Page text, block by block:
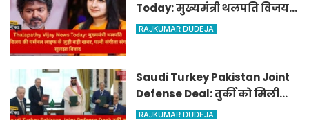
Today: मुख्यमंत्री थलपति विजय
की पर्सनल लाइफ से जुड़ी बड़ी खबर,
RAJKUMAR DUDEJA
Saudi Turkey Pakistan Joint
Defense Deal: तुर्की को मिली
परमाणु छतरी! जानिए पाकिस्तान,
RAJKUMAR DUDEJA